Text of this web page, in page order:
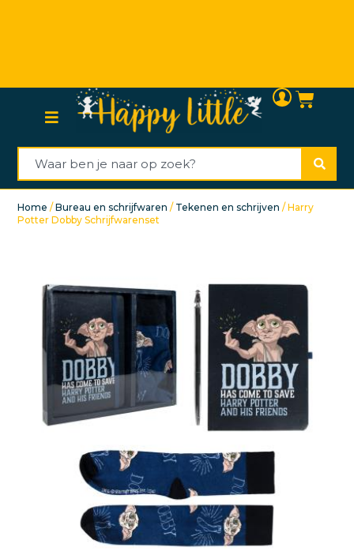
Home /Bureau en schrijfwaren / Tekenen en schrijven / Harry
Potter Dobby Schrijfwarenset